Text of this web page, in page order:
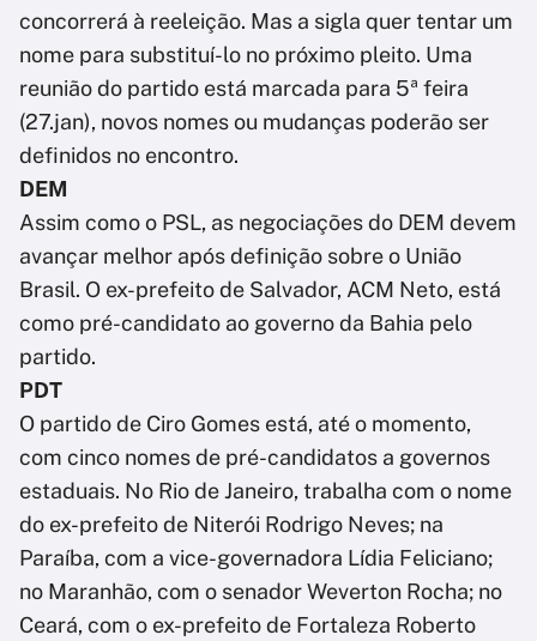
concorrerá à reeleição. Mas a sigla quer tentar um
nome para substituí-lo no próximo pleito. Uma
reunião do partido está marcada para 5ª feira
(27.jan), novos nomes ou mudanças poderão ser
definidos no encontro.
DEM
Assim como o PSL, as negociações do DEM devem
avançar melhor após definição sobre o União
Brasil. O ex-prefeito de Salvador, ACM Neto, está
como pré-candidato ao governo da Bahia pelo
partido.
PDT
O partido de Ciro Gomes está, até o momento,
com cinco nomes de pré-candidatos a governos
estaduais. No Rio de Janeiro, trabalha com o nome
do ex-prefeito de Niterói Rodrigo Neves; na
Paraíba, com a vice-governadora Lídia Feliciano;
no Maranhão, com o senador Weverton Rocha; no
Ceará, com o ex-prefeito de Fortaleza Roberto